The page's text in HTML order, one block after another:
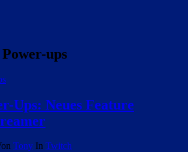
Power-ups
Ups: Neues Feature
Tony In Twitch